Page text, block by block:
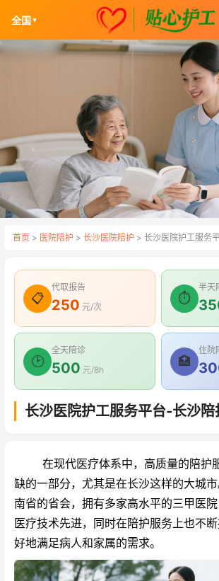
全国 ▼
首页 > 医院陪护 > 长沙医院陪护 > 长沙医院护工服务
📋
代取报告
250 元/次
⏱
半天
🕑
全天陪诊
500 元/8h
🏥
住院
长沙医院护工服务平台-长沙陪
在现代医疗体系中，高质量的陪护
缺的一部分，尤其是在长沙这样的大城
南省的省会，拥有多家高水平的三甲医
医疗技术先进，同时在陪护服务上也不
好地满足病人和家属的需求。